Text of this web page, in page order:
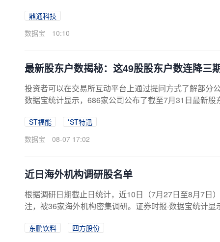
成投资建议，股市有风险，投资需谨慎。科创零距离、
金、国家队、养老金、机构重仓、科创板、机构持仓、
鼎通科技
数据宝
10:10
最新股东户数揭秘：这49股股东户数连降三
投资者可以在交易所互动平台上通过提问方式了解部分
数据宝统计显示，686家公司公布了截至7月31日最新
等，其中，ST福能最新股东户数为36389户，已连续
数为18907户，累计降幅39.12%，股东户数连降期数
ST福能
*ST特迅
数据宝
08-07 17:02
近日海外机构调研股名单
根据调研日期截止日统计，近10日（7月27日至8月7日
注，被36家海外机构密集调研。证券时报·数据宝统计
中，东鹏饮料参与调研的海外机构达到36家，最受关
东鹏饮料
四方股份